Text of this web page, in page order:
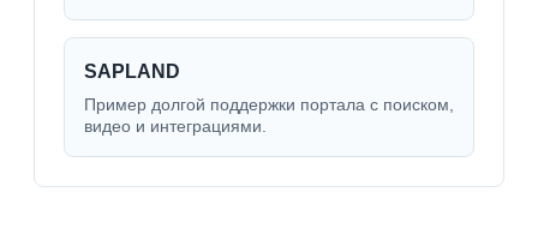
SAPLAND
Пример долгой поддержки портала с поиском,
видео и интеграциями.